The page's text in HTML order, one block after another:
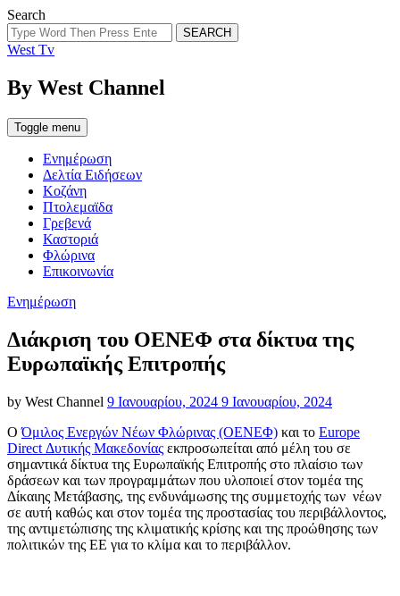
Search
SEARCH
West Tv
By West Channel
Toggle menu
Ενημέρωση
Δελτία Ειδήσεων
Κοζάνη
Πτολεμαϊδα
Γρεβενά
Καστοριά
Φλώρινα
Επικοινωνία
Categories
Ενημέρωση
Διάκριση του ΟΕΝΕΦ στα δίκτυα της
Ευρωπαϊκής Επιτροπής
by West Channel Posted
9 Ιανουαρίου, 2024 9 Ιανουαρίου, 2024
ΟΌμιλος Ενεργών Νέων Φλώρινας (ΟΕΝΕΦ) και το Europe
Direct Δυτικής Μακεδονίας εκπροσωπείται από μέλη του σε
σημαντικά δίκτυα της Ευρωπαϊκής Επιτροπής στο πλαίσιο των
δράσεων και των προγραμμάτων που υλοποιεί στον τομέα της
Δίκαιης Μετάβασης, της ενδυνάμωσης της συμμετοχής των νέων
σε αυτή καθώς και στον τομέα της προστασίας του περιβάλλοντος,
της αντιμετώπισης της κλιματικής κρίσης και της προώθησης των
πολιτικών της ΕΕ για το κλίμα και το περιβάλλον.